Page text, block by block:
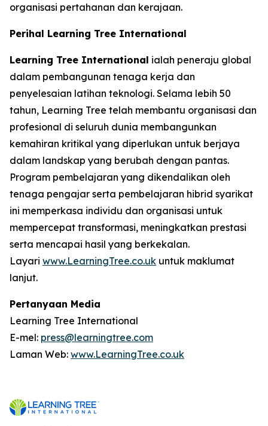
organisasi pertahanan dan kerajaan.
Perihal Learning Tree International
Learning Tree International ialah peneraju global
dalam pembangunan tenaga kerja dan
penyelesaian latihan teknologi. Selama lebih 50
tahun, Learning Tree telah membantu organisasi dan
profesional di seluruh dunia membangunkan
kemahiran kritikal yang diperlukan untuk berjaya
dalam landskap yang berubah dengan pantas.
Program pembelajaran yang dikendalikan oleh
tenaga pengajar serta pembelajaran hibrid syarikat
ini memperkasa individu dan organisasi untuk
mempercepat transformasi, meningkatkan prestasi
serta mencapai hasil yang berkekalan.
Layari www.LearningTree.co.uk untuk maklumat
lanjut.
Pertanyaan Media
Learning Tree International
E-mel: press@learningtree.com
Laman Web: www.LearningTree.co.uk